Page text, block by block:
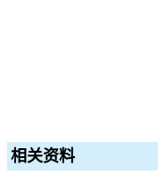
相关资料